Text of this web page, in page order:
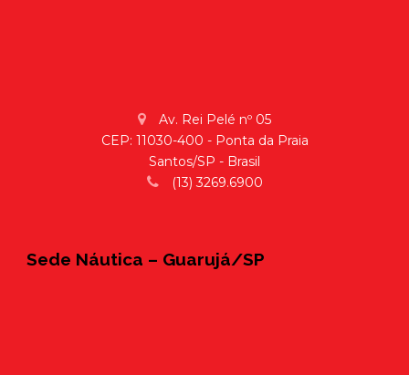
Av. Rei Pelé nº 05
CEP: 11030-400 - Ponta da Praia
Santos/SP - Brasil
(13) 3269.6900
Sede Náutica – Guarujá/SP